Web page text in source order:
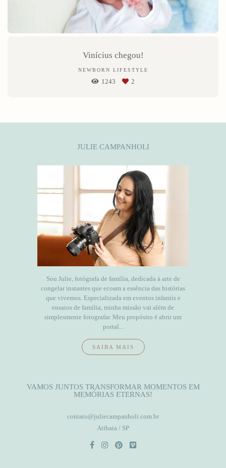
Vinícius chegou!
NEWBORN LIFESTYLE
1243 2
JULIE CAMPANHOLI
Sou Julie, fotógrafa de família, dedicada à arte de
congelar instantes que ecoam a essência das histórias
que vivemos. Especializada em eventos infantis e
ensaios de família, minha missão vai além de
simplesmente fotografar. Meu propósito é abrir um
portal...
SAIBA MAIS
VAMOS JUNTOS TRANSFORMAR MOMENTOS EM
MEMÓRIAS ETERNAS!
contato@juliecampanholi.com.br
Atibaia / SP